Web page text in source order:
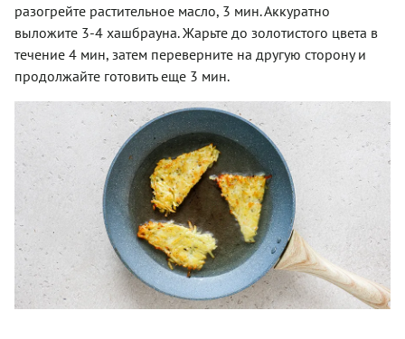
разогрейте растительное масло, 3 мин. Аккуратно
выложите 3-4 хашбрауна. Жарьте до золотистого цвета в
течение 4 мин, затем переверните на другую сторону и
продолжайте готовить еще 3 мин.